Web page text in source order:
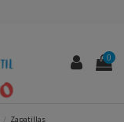
0
Zapatillas